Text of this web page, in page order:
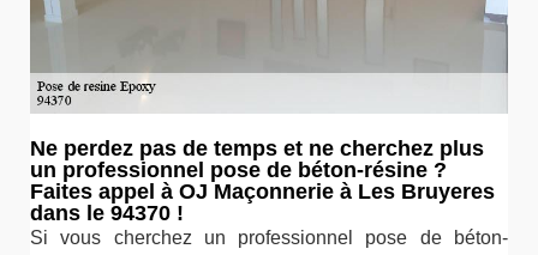
Ne perdez pas de temps et ne cherchez plus
un professionnel pose de béton-résine ?
Faites appel à OJ Maçonnerie à Les Bruyeres
dans le 94370 !
Si vous cherchez un professionnel pose de béton-